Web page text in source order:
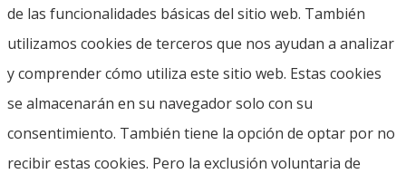
de las funcionalidades básicas del sitio web. También
utilizamos cookies de terceros que nos ayudan a analizar
y comprender cómo utiliza este sitio web. Estas cookies
se almacenarán en su navegador solo con su
consentimiento. También tiene la opción de optar por no
recibir estas cookies. Pero la exclusión voluntaria de